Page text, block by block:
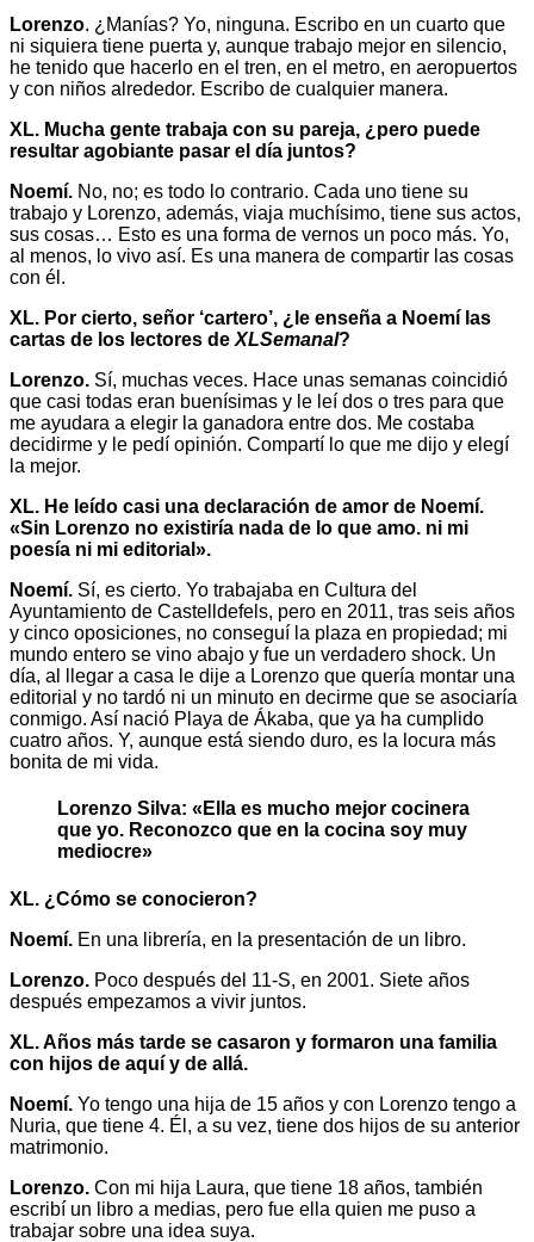
Lorenzo. ¿Manías? Yo, ninguna. Escribo en un cuarto que
ni siquiera tiene puerta y, aunque trabajo mejor en silencio,
he tenido que hacerlo en el tren, en el metro, en aeropuertos
y con niños alrededor. Escribo de cualquier manera.
XL. Mucha gente trabaja con su pareja, ¿pero puede
resultar agobiante pasar el día juntos?
Noemí. No, no; es todo lo contrario. Cada uno tiene su
trabajo y Lorenzo, además, viaja muchísimo, tiene sus actos,
sus cosas… Esto es una forma de vernos un poco más. Yo,
al menos, lo vivo así. Es una manera de compartir las cosas
con él.
XL. Por cierto, señor ‘cartero’, ¿le enseña a Noemí las
cartas de los lectores de XLSemanal?
Lorenzo. Sí, muchas veces. Hace unas semanas coincidió
que casi todas eran buenísimas y le leí dos o tres para que
me ayudara a elegir la ganadora entre dos. Me costaba
decidirme y le pedí opinión. Compartí lo que me dijo y elegí
la mejor.
XL. He leído casi una declaración de amor de Noemí.
«Sin Lorenzo no existiría nada de lo que amo. ni mi
poesía ni mi editorial».
Noemí. Sí, es cierto. Yo trabajaba en Cultura del
Ayuntamiento de Castelldefels, pero en 2011, tras seis años
y cinco oposiciones, no conseguí la plaza en propiedad; mi
mundo entero se vino abajo y fue un verdadero shock. Un
día, al llegar a casa le dije a Lorenzo que quería montar una
editorial y no tardó ni un minuto en decirme que se asociaría
conmigo. Así nació Playa de Ákaba, que ya ha cumplido
cuatro años. Y, aunque está siendo duro, es la locura más
bonita de mi vida.
Lorenzo Silva: «Ella es mucho mejor cocinera
que yo. Reconozco que en la cocina soy muy
mediocre»
XL. ¿Cómo se conocieron?
Noemí. En una librería, en la presentación de un libro.
Lorenzo. Poco después del 11-S, en 2001. Siete años
después empezamos a vivir juntos.
XL. Años más tarde se casaron y formaron una familia
con hijos de aquí y de allá.
Noemí. Yo tengo una hija de 15 años y con Lorenzo tengo a
Nuria, que tiene 4. Él, a su vez, tiene dos hijos de su anterior
matrimonio.
Lorenzo. Con mi hija Laura, que tiene 18 años, también
escribí un libro a medias, pero fue ella quien me puso a
trabajar sobre una idea suya.